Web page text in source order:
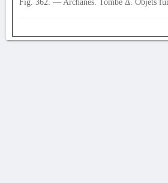
Fig. 362. — Archanès. Tombe Δ. Objets